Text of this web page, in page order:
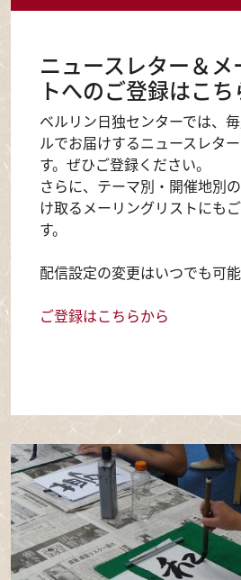
ニュースレター＆
トへのご登録はこち
ベルリン日独センターでは、
ルでお届けするニュースレタ
す。ぜひご登録ください。
さらに、テーマ別・開催地別
け取るメーリングリストにも
す。
配信設定の変更はいつでも可能
ご登録はこちらから